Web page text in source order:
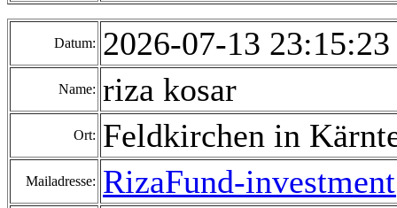
Datum: 2026-07-13
Name: riza kosar
Ort: Feldkirchen in
Mailadresse: RizaFund-